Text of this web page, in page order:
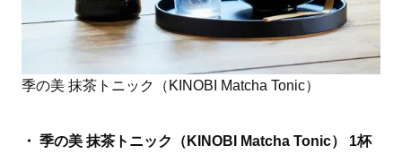
季の美 抹茶トニック（KINOBI Matcha Tonic）
・ 季の美 抹茶トニック（KINOBI Matcha Tonic） 1杯